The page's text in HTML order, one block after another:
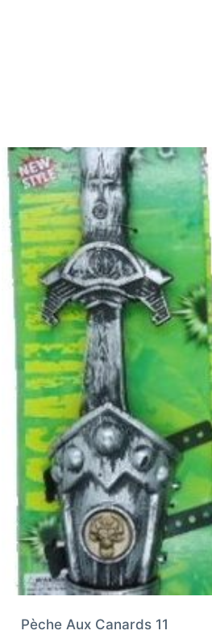
Pèche Aux Canards 11